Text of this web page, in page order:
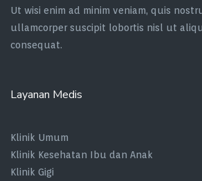
Ut wisi enim ad minim veniam, quis
ullamcorper suscipit lobortis nisl ut
consequat.
Layanan Medis
Klinik Umum
Klinik Kesehatan Ibu dan Anak
Klinik Gigi